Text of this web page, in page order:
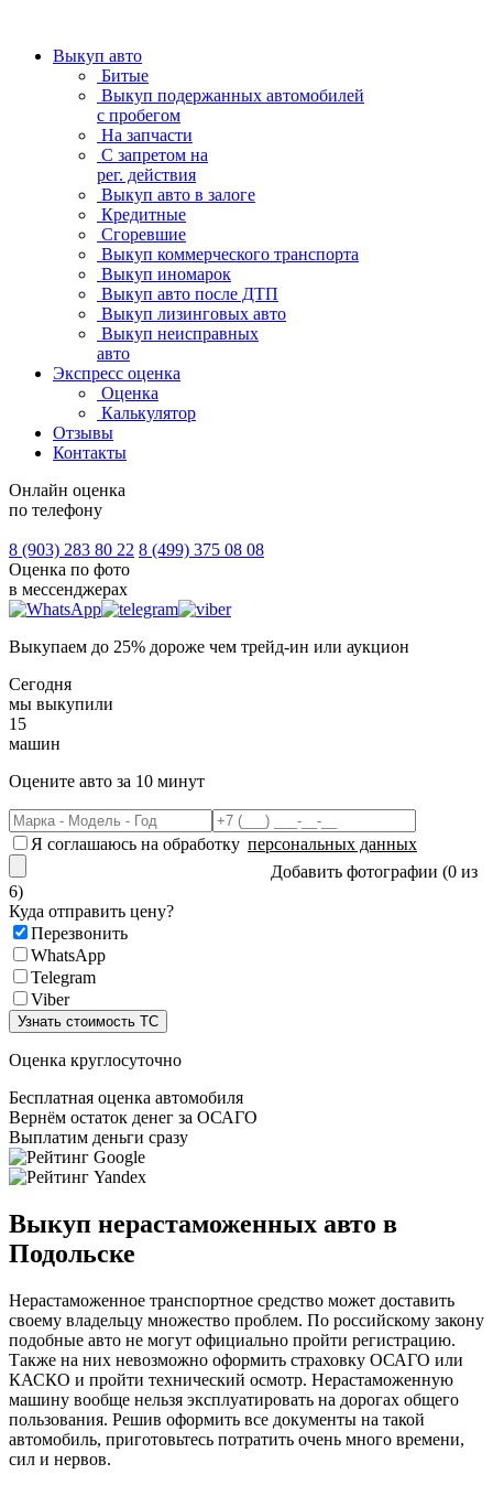
Выкуп авто
Битые
Выкуп подержанных автомобилей
с пробегом
На запчасти
С запретом на
рег. действия
Выкуп авто в залоге
Кредитные
Сгоревшие
Выкуп коммерческого транспорта
Выкуп иномарок
Выкуп авто после ДТП
Выкуп лизинговых авто
Выкуп неисправных
авто
Экспресс оценка
Оценка
Калькулятор
Отзывы
Контакты
Онлайн оценка
по телефону
8 (903) 283 80 22 8 (499) 375 08 08
Оценка по фото
в мессенджерах
Выкупаем до 25% дороже чем трейд-ин или аукцион
Сегодня
мы выкупили
1 5
машин
Оцените авто за 10 минут
Я соглашаюсь на обработку персональных данных
Добавить фотографии (0 из
6)
Куда отправить цену?
Перезвонить
WhatsApp
Telegram
Viber
Узнать стоимость ТС
Оценка круглосуточно
Бесплатная оценка автомобиля
Вернём остаток денег за ОСАГО
Выплатим деньги сразу
Выкуп нерастаможенных авто в
Подольске
Нерастаможенное транспортное средство может доставить
своему владельцу множество проблем. По российскому закону
подобные авто не могут официально пройти регистрацию.
Также на них невозможно оформить страховку ОСАГО или
КАСКО и пройти технический осмотр. Нерастаможенную
машину вообще нельзя эксплуатировать на дорогах общего
пользования. Решив оформить все документы на такой
автомобиль, приготовьтесь потратить очень много времени,
сил и нервов.